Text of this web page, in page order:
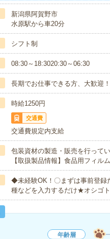
新潟県阿賀野市
水原駅から車20分
シフト制
08:30～18:3020:30～06:30
長期でお仕事できる方、大歓迎！
時給1250円
交通費
交通費規定内支給
包装資材の製造・販売を行って
【取扱製品情報】食品用フィ
◆未経験OK！〇まずは事前登録
種などを入力するだけ★オシゴ
年齢層